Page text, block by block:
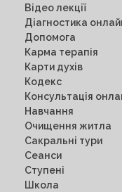
Відео лекції
Діагностика
Допомога
Карма терапія
Карти духів
Кодекс
Консультація
Навчання
Очищення житла
Сакральні тури
Сеанси
Ступені
Школа